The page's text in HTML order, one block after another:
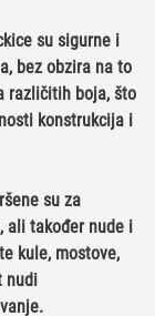
su sigurne i
bez obzira na to
različitih boja, što
konstrukcija i
su za
ali također nude i
kule, mostove,
nudi